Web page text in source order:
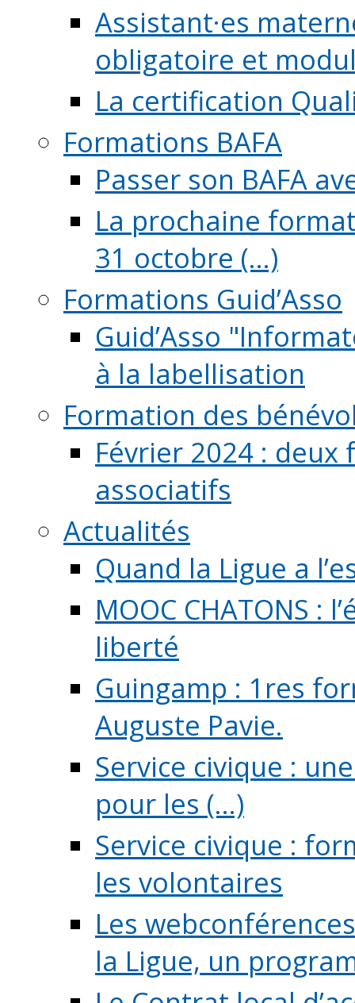
Assistant·es
obligatoire et
La certification
Formations BAFA
Passer son BAFA
La prochaine
31 octobre (...)
Formations Guid’Asso
Guid’Asso
à la labellisation
Formation des
Février 2024 :
associatifs
Actualités
Quand la Ligue a
MOOC CHATONS
liberté
Guingamp : 1res
Auguste Pavie.
Service civique :
pour les (...)
Service civique :
les volontaires
Les
la Ligue, un